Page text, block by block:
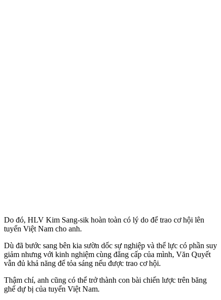
Do đó, HLV Kim Sang-sik hoàn toàn có lý do để trao cơ hội lên
tuyển Việt Nam cho anh.
Dù đã bước sang bên kia sườn dốc sự nghiệp và thể lực có phần suy
giảm nhưng với kinh nghiệm cùng đẳng cấp của mình, Văn Quyết
vẫn đủ khả năng để tỏa sáng nếu được trao cơ hội.
Thậm chí, anh cũng có thể trở thành con bài chiến lược trên băng
ghế dự bị của tuyển Việt Nam.